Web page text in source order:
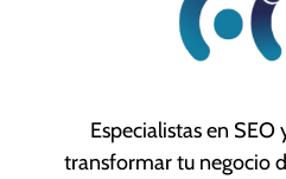
Especialistas en SEO
transformar tu negocio